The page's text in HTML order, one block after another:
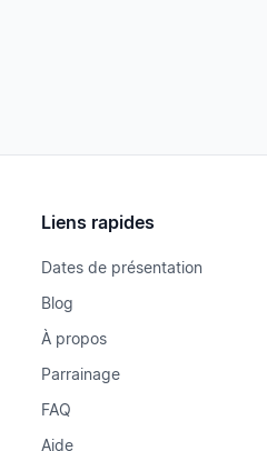
Liens rapides
Dates de présentation
Blog
À propos
Parrainage
FAQ
Aide